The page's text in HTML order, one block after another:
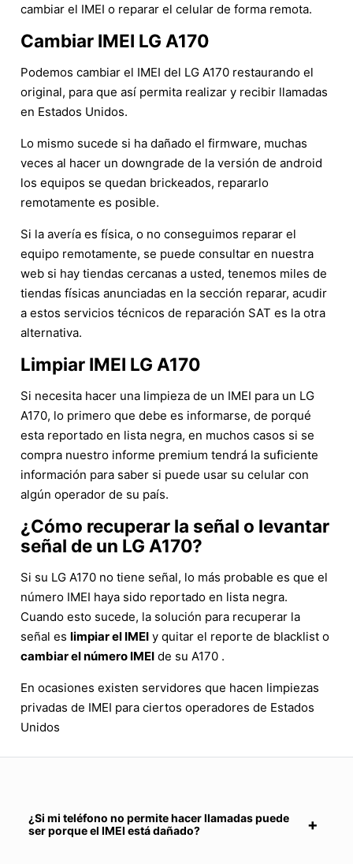
cambiar el IMEI o reparar el celular de forma remota.
Cambiar IMEI LG A170
Podemos cambiar el IMEI del LG A170 restaurando el
original, para que así permita realizar y recibir llamadas
en Estados Unidos.
Lo mismo sucede si ha dañado el firmware, muchas
veces al hacer un downgrade de la versión de android
los equipos se quedan brickeados, repararlo
remotamente es posible.
Si la avería es física, o no conseguimos reparar el
equipo remotamente, se puede consultar en nuestra
web si hay tiendas cercanas a usted, tenemos miles de
tiendas físicas anunciadas en la sección reparar, acudir
a estos servicios técnicos de reparación SAT es la otra
alternativa.
Limpiar IMEI LG A170
Si necesita hacer una limpieza de un IMEI para un LG
A170, lo primero que debe es informarse, de porqué
esta reportado en lista negra, en muchos casos si se
compra nuestro informe premium tendrá la suficiente
información para saber si puede usar su celular con
algún operador de su país.
¿Cómo recuperar la señal o levantar
señal de un LG A170?
Si su LG A170 no tiene señal, lo más probable es que el
número IMEI haya sido reportado en lista negra.
Cuando esto sucede, la solución para recuperar la
señal es limpiar el IMEI y quitar el reporte de blacklist o
cambiar el número IMEI de su A170 .
En ocasiones existen servidores que hacen limpiezas
privadas de IMEI para ciertos operadores de Estados
Unidos
¿Si mi teléfono no permite hacer llamadas puede
ser porque el IMEI está dañado?